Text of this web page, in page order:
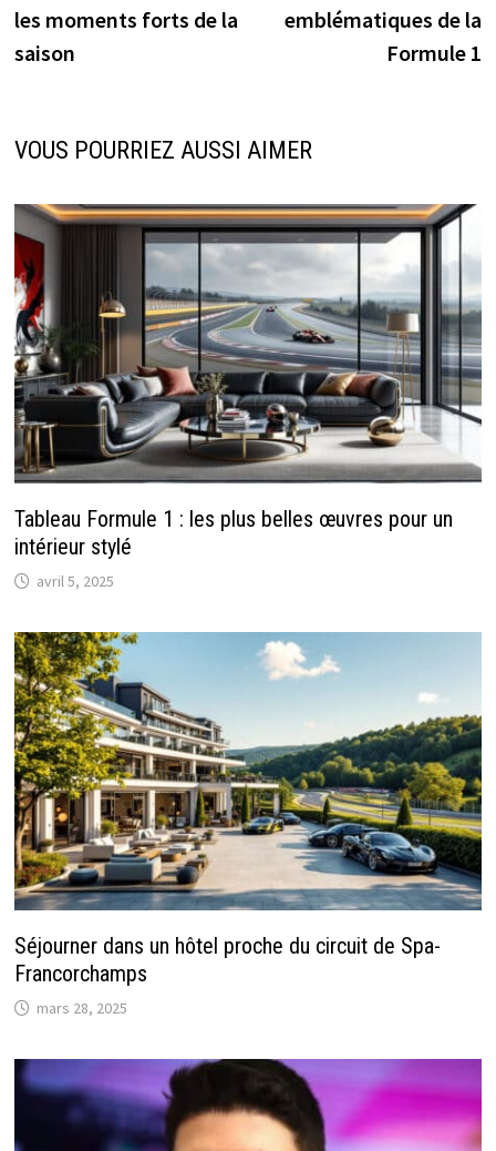
l’article
les moments forts de la
saison
emblématiques de la
Formule 1
VOUS POURRIEZ AUSSI AIMER
Tableau Formule 1 : les plus belles œuvres pour un
intérieur stylé
avril 5, 2025
Séjourner dans un hôtel proche du circuit de Spa-
Francorchamps
mars 28, 2025